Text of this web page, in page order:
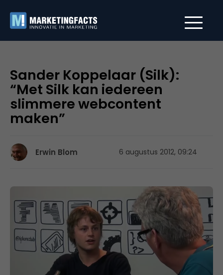
Sander Koppelaar (Silk):
“Met Silk kan iedereen
slimmere webcontent
maken”
Erwin Blom 6 augustus 2012, 09:24